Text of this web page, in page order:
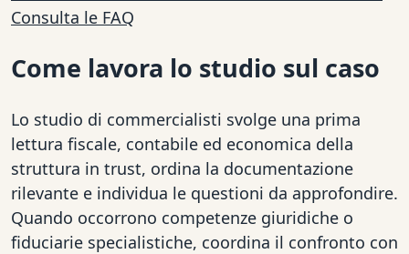
Consulta le FAQ
Come lavora lo studio sul caso
Lo studio di commercialisti svolge una prima
lettura fiscale, contabile ed economica della
struttura in trust, ordina la documentazione
rilevante e individua le questioni da approfondire.
Quando occorrono competenze giuridiche o
fiduciarie specialistiche, coordina il confronto con